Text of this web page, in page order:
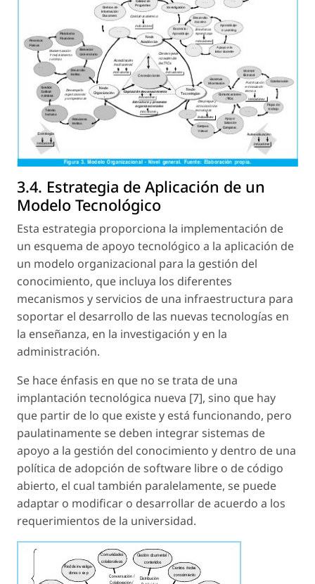
3.4. Estrategia de Aplicación de un
Modelo Tecnológico
Esta estrategia proporciona la implementación de
un esquema deapoyo tecnológico a la aplicación de
un modelo organizacional para la gestión del
conocimiento, que incluya los diferentes
mecanismos y servicios de una infraestructura para
soportar el desarrollo de las nuevas tecnologías en
la enseñanza, en la investigación y en la
administración.
Se hace énfasis en que no se trata de una
implantación tecnológica nueva [7], sino que hay
que partir de lo que existe y está funcionando, pero
paulatinamente se deben integrar sistemas de
apoyo a la gestión del conocimiento y dentro de una
política deadopción de software libre o de código
abierto, el cual también paralelamente, se puede
adaptar o modificar o desarrollar de acuerdo a los
requerimientos de la universidad.